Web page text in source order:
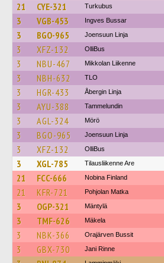
21 CYE-321 Turkubus
3 VGB-453 Ingves Bussar
3 BGO-965 Joensuun Linja
3 XFZ-132 OlliBus
3 NBU-467 Mikkolan Liikenne
3 NBH-632 TLO
3 HGR-433 Åbergin Linja
3 AYU-388 Tammelundin
3 AGL-324 Mörö
3 BGO-965 Joensuun Linja
3 XFZ-132 OlliBus
3 XGL-785 Tilausliikenne Are
21 FCC-666 Nobina Finland
21 KFR-721 Pohjolan Matka
3 OGP-321 Mäntylä
3 TMF-626 Mäkela
3 NBK-366 Orajärven Bussit
3 GBX-730 Jani Rinne